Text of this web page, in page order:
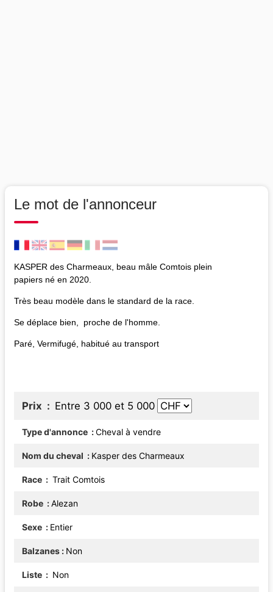
Le mot de l'annonceur
KASPER des Charmeaux, beau mâle Comtois plein
papiers né en 2020.
Très beau modèle dans le standard de la race.
Se déplace bien, proche de l'homme.
Paré, Vermifugé, habitué au transport
Prix Entre 3 000 et 5 000
Type d'annonce Cheval à vendre
Nom du cheval Kasper des Charmeaux
Race Trait Comtois
Robe Alezan
Sexe Entier
Balzanes Non
Liste Non